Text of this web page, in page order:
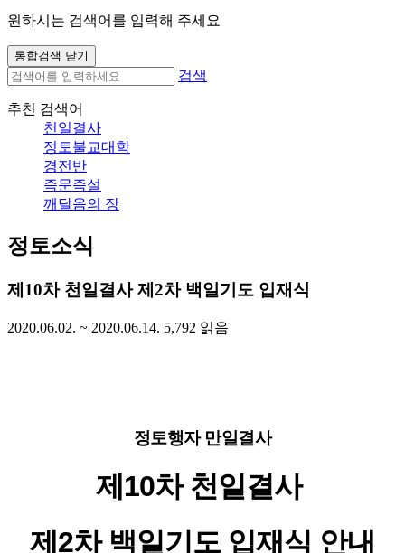
원하시는 검색어를 입력해 주세요
통합검색 닫기
검색
추천 검색어
천일결사
정토불교대학
경전반
즉문즉설
깨달음의 장
정토소식
제10차 천일결사 제2차 백일기도 입재식
2020.06.02. ~ 2020.06.14. 5,792 읽음
정토행자 만일결사
제10차 천일결사
제2차 백일기도 입재식 안내